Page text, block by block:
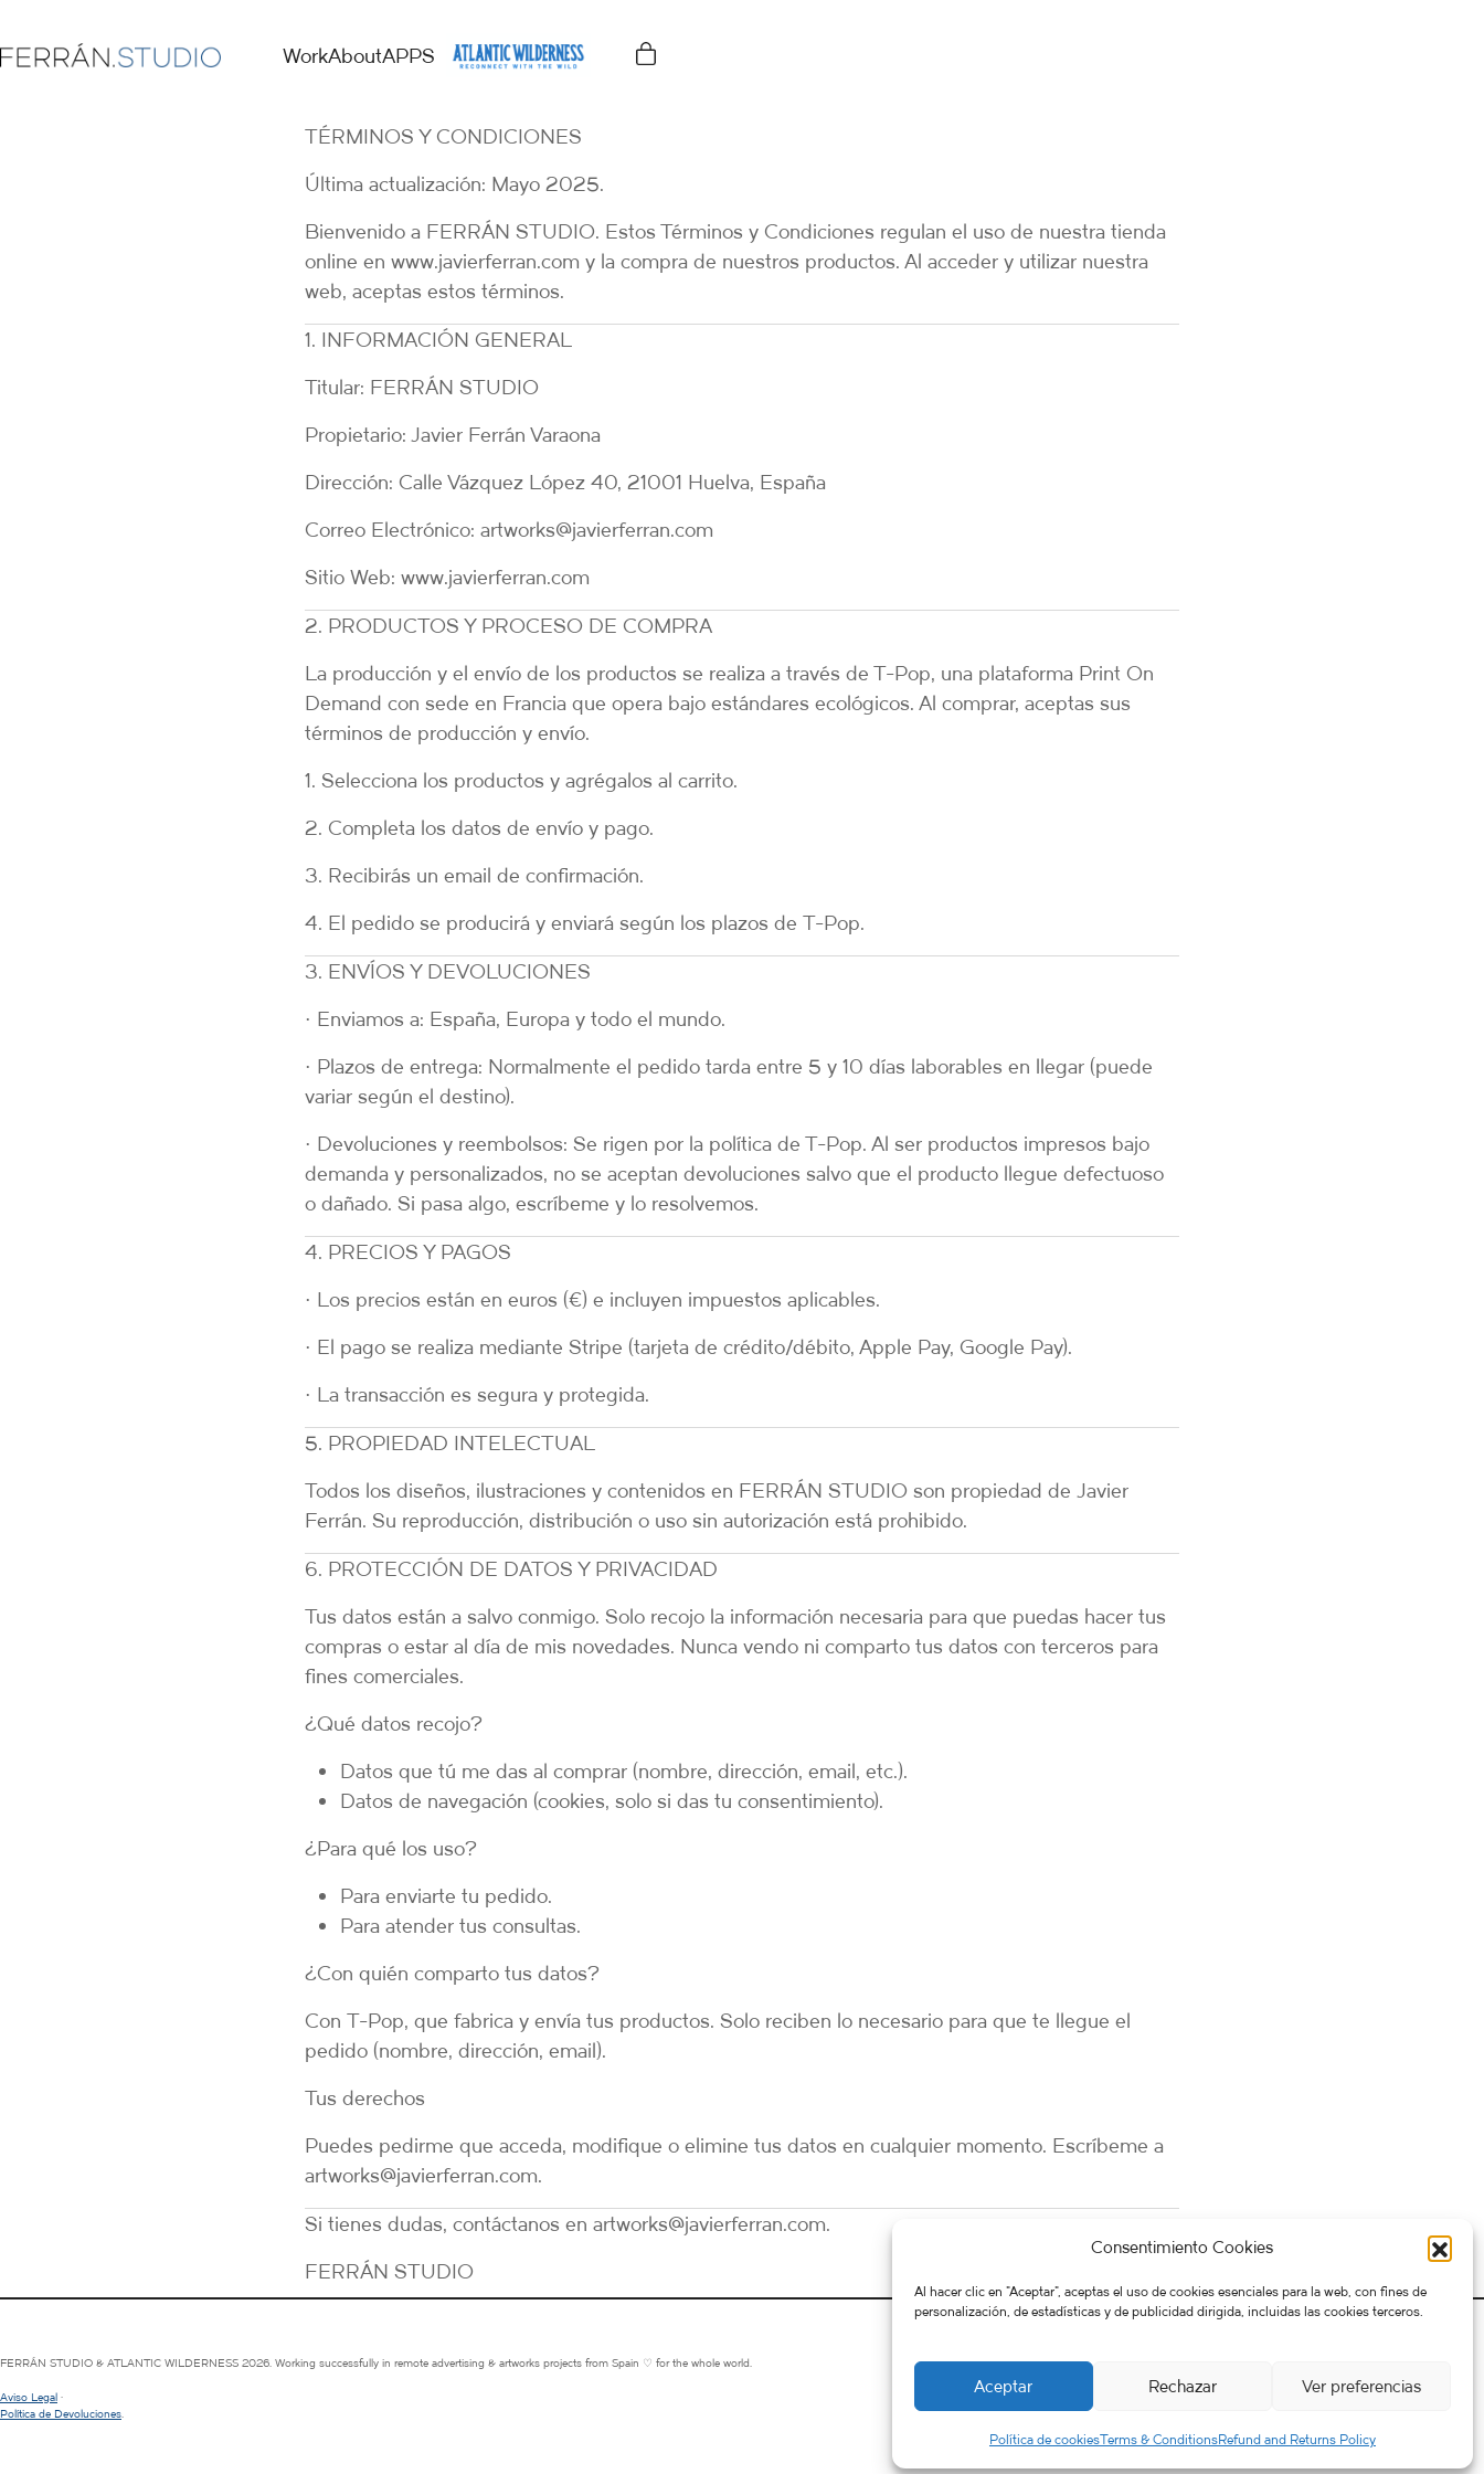
Consentimiento Cookies
Al hacer clic en "Aceptar", aceptas el uso de cookies esenciales para la web, con fines de
personalización, de estadísticas y de publicidad dirigida, incluidas las cookies terceros.
Aceptar Rechazar Ver preferencias
Política de cookiesTerms & ConditionsRefund and Returns Policy
WorkAboutAPPS
TÉRMINOS Y CONDICIONES
Última actualización: Mayo 2025.
Bienvenido a FERRÁN STUDIO. Estos Términos y Condiciones regulan el uso de nuestra tienda
online en www.javierferran.com y la compra de nuestros productos. Al acceder y utilizar nuestra
web, aceptas estos términos.
1. INFORMACIÓN GENERAL
Titular: FERRÁN STUDIO
Propietario: Javier Ferrán Varaona
Dirección: Calle Vázquez López 40, 21001 Huelva, España
Correo Electrónico: artworks@javierferran.com
Sitio Web: www.javierferran.com
2. PRODUCTOS Y PROCESO DE COMPRA
La producción y el envío de los productos se realiza a través de T-Pop, una plataforma Print On
Demand con sede en Francia que opera bajo estándares ecológicos. Al comprar, aceptas sus
términos de producción y envío.
1. Selecciona los productos y agrégalos al carrito.
2. Completa los datos de envío y pago.
3. Recibirás un email de confirmación.
4. El pedido se producirá y enviará según los plazos de T-Pop.
3. ENVÍOS Y DEVOLUCIONES
• Enviamos a: España, Europa y todo el mundo.
• Plazos de entrega: Normalmente el pedido tarda entre 5 y 10 días laborables en llegar (puede
variar según el destino).
• Devoluciones y reembolsos: Se rigen por la política de T-Pop. Al ser productos impresos bajo
demanda y personalizados, no se aceptan devoluciones salvo que el producto llegue defectuoso
o dañado. Si pasa algo, escríbeme y lo resolvemos.
4. PRECIOS Y PAGOS
• Los precios están en euros (€) e incluyen impuestos aplicables.
• El pago se realiza mediante Stripe (tarjeta de crédito/débito, Apple Pay, Google Pay).
• La transacción es segura y protegida.
5. PROPIEDAD INTELECTUAL
Todos los diseños, ilustraciones y contenidos en FERRÁN STUDIO son propiedad de Javier
Ferrán. Su reproducción, distribución o uso sin autorización está prohibido.
6. PROTECCIÓN DE DATOS Y PRIVACIDAD
Tus datos están a salvo conmigo. Solo recojo la información necesaria para que puedas hacer tus
compras o estar al día de mis novedades. Nunca vendo ni comparto tus datos con terceros para
fines comerciales.
¿Qué datos recojo?
Datos que tú me das al comprar (nombre, dirección, email, etc.).
Datos de navegación (cookies, solo si das tu consentimiento).
¿Para qué los uso?
Para enviarte tu pedido.
Para atender tus consultas.
¿Con quién comparto tus datos?
Con T-Pop, que fabrica y envía tus productos. Solo reciben lo necesario para que te llegue el
pedido (nombre, dirección, email).
Tus derechos
Puedes pedirme que acceda, modifique o elimine tus datos en cualquier momento. Escríbeme a
artworks@javierferran.com.
Si tienes dudas, contáctanos en artworks@javierferran.com.
FERRÁN STUDIO
FERRÁN STUDIO & ATLANTIC WILDERNESS 2026. Working successfully in remote advertising & artworks projects from Spain ♡ for the whole world.
Aviso Legal ·
Política de Devoluciones.